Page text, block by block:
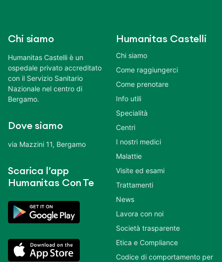
Chi siamo
Humanitas Castelli è un
ospedale privato accreditato
con il Servizio Sanitario
Nazionale nel centro di
Bergamo.
Dove siamo
via Mazzini 11, Bergamo
Scarica l’app
Humanitas Con Te
Humanitas Castelli
Chi siamo
Come raggiungerci
Come prenotare
Info utili
Specialità
Centri
I nostri medici
Malattie
Visite ed esami
Trattamenti
News
Lavora con noi
Società trasparente
Etica e Compliance
Codice di comportamento per